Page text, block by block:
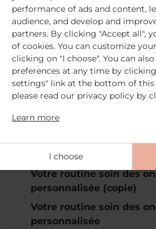
personnalisée (copie)
(copie)
Votre routine soin des
personnalisée (copie)
(copie)
Votre routine soin des
(copie) (copie)
Votre routine soin des
personnalisée (copie)
Votre routine soin des
personnalisée (copie)
Votre routine soin des
personnalisée
performance of ads and content,
audience, and develop and
partners. By clicking "Accept all",
of cookies. You can customize
clicking on "I choose". You can
preferences at any time by
settings" link at the bottom of this
please read our privacy policy by
Learn more
I choose